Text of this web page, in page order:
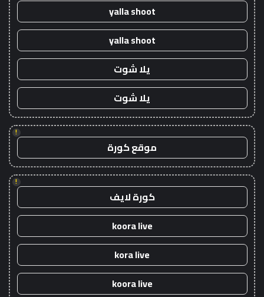
yalla shoot
yalla shoot
يلا شوت
يلا شوت
!
موقع كورة
!
كورة لايف
koora live
kora live
koora live